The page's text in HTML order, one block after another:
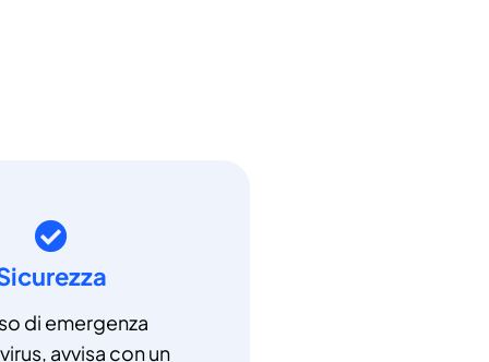
di emergenza
avvisa con un